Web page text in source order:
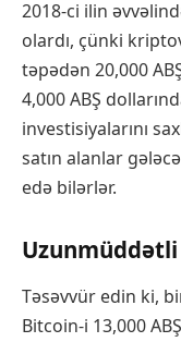
2018-ci ilin
olardı, çünki
təpədən 20,000
4,000 ABŞ
investisiyalarını
satın alanlar
edə bilərlər.
Təsəvvür edin ki,
Bitcoin-i 13,000